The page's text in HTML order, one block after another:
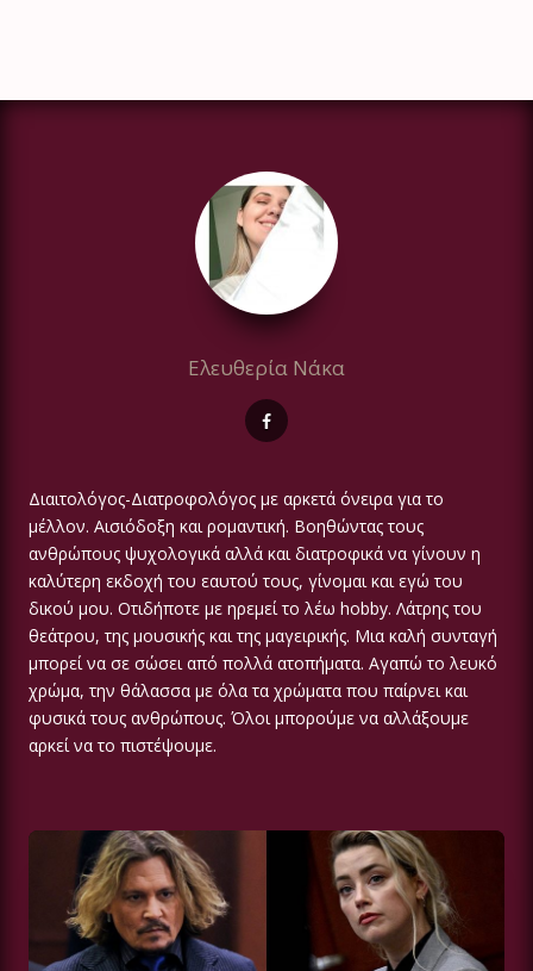
Ελευθερία Νάκα
Διαιτολόγος-Διατροφολόγος με αρκετά όνειρα για το
μέλλον. Αισιόδοξη και ρομαντική. Βοηθώντας τους
ανθρώπους ψυχολογικά αλλά και διατροφικά να γίνουν η
καλύτερη εκδοχή του εαυτού τους, γίνομαι και εγώ του
δικού μου. Οτιδήποτε με ηρεμεί το λέω hobby. Λάτρης του
θεάτρου, της μουσικής και της μαγειρικής. Μια καλή συνταγή
μπορεί να σε σώσει από πολλά ατοπήματα. Αγαπώ το λευκό
χρώμα, την θάλασσα με όλα τα χρώματα που παίρνει και
φυσικά τους ανθρώπους. Όλοι μπορούμε να αλλάξουμε
αρκεί να το πιστέψουμε.